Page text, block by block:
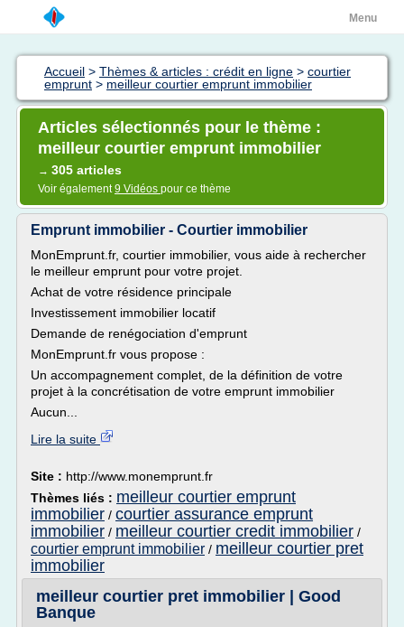
Menu
Accueil > Thèmes & articles : crédit en ligne > courtier
emprunt > meilleur courtier emprunt immobilier
Articles sélectionnés pour le thème :
meilleur courtier emprunt immobilier
→ 305 articles
Voir également9 Vidéos pour ce thème
Emprunt immobilier - Courtier immobilier
MonEmprunt.fr, courtier immobilier, vous aide à rechercher
le meilleur emprunt pour votre projet.
Achat de votre résidence principale
Investissement immobilier locatif
Demande de renégociation d'emprunt
MonEmprunt.fr vous propose :
Un accompagnement complet, de la définition de votre
projet à la concrétisation de votre emprunt immobilier
Aucun...
Lire la suite
Site : http://www.monemprunt.fr
Thèmes liés : meilleur courtier emprunt
immobilier / courtier assurance emprunt
immobilier / meilleur courtier credit immobilier /
courtier emprunt immobilier / meilleur courtier pret
immobilier
meilleur courtier pret immobilier | Good
Banque